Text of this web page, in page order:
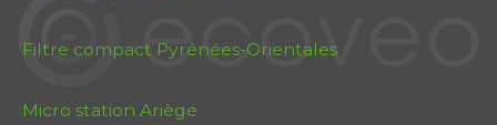
Filtre compact Pyrénées-Orientales
Micro station Ariège